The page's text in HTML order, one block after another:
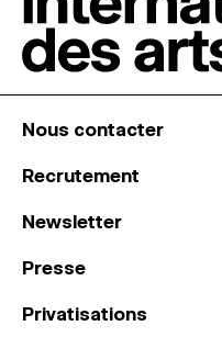
Nous contacter
Recrutement
Newsletter
Presse
Privatisations